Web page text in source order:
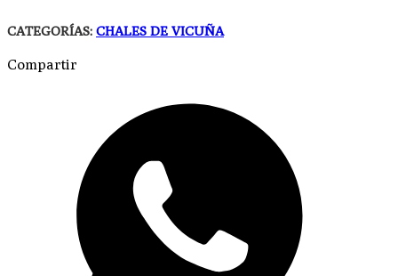
CATEGORÍAS: CHALES DE VICUÑA
Compartir